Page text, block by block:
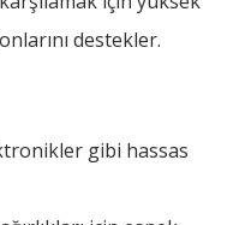
destekler.
gibi hassas